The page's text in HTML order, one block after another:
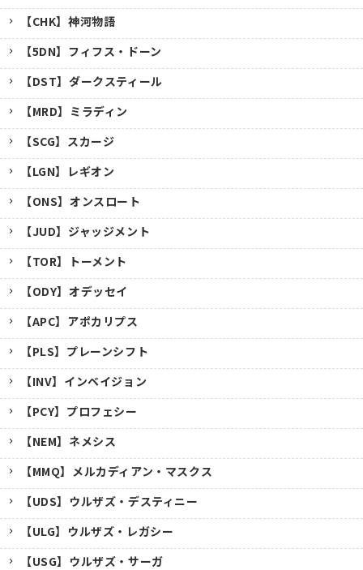
【CHK】神河物語
【5DN】フィフス・ドーン
【DST】ダークスティール
【MRD】ミラディン
【SCG】スカージ
【LGN】レギオン
【ONS】オンスロート
【JUD】ジャッジメント
【TOR】トーメント
【ODY】オデッセイ
【APC】アポカリプス
【PLS】プレーンシフト
【INV】インベイジョン
【PCY】プロフェシー
【NEM】ネメシス
【MMQ】メルカディアン・マスクス
【UDS】ウルザズ・デスティニー
【ULG】ウルザズ・レガシー
【USG】ウルザズ・サーガ